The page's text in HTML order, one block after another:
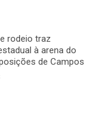
rodeio traz
à arena do
de Campos